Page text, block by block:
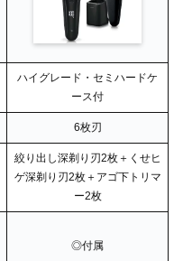
ハイグレード・セミハードケ
ース付
6枚刃
絞り出し深剃り刃2枚＋くせヒ
ゲ深剃り刃2枚＋アゴ下トリマ
ー2枚
◎付属